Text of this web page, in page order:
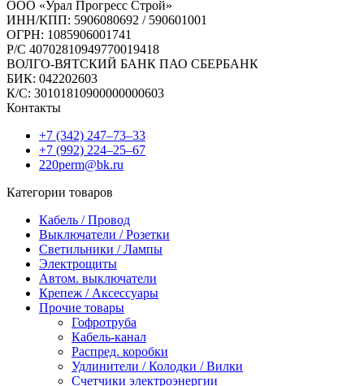
ООО «Урал Прогресс Строй»
ИНН/КПП: 5906080692 / 590601001
ОГРН: 1085906001741
Р/C 40702810949770019418
ВОЛГО-ВЯТСКИЙ БАНК ПАО СБЕРБАНК
БИК: 042202603
К/С: 30101810900000000603
Контакты
+7 (342) 247‒73‒33
+7 (992) 224‒25‒67
220perm@bk.ru
Категории товаров
Кабель / Провод
Выключатели / Розетки
Светильники / Лампы
Электрощиты
Автом. выключатели
Крепеж / Аксессуары
Прочие товары
Гофротруба
Кабель-канал
Распред. коробки
Удлинители / Колодки / Вилки
Счетчики электроэнергии